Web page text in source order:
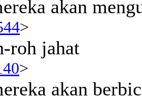
akan
>
roh jahat
>
akan